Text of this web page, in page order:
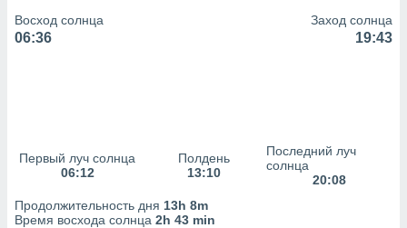
наших 1199
Восход солнца
06:36
Заход солнца
19:43
Первый луч солнца
06:12
Полдень
13:10
Последний луч
солнца
20:08
Продолжительность дня 13h 8m
Время восхода солнца 2h 43 min